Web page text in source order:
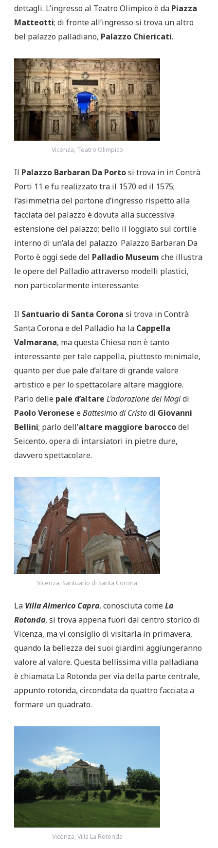
dettagli. L’ingresso al Teatro Olimpico è da Piazza
Matteotti; di fronte all’ingresso si trova un altro
bel palazzo palladiano, Palazzo Chiericati.
Vicenza, Teatro Olimpico
Il Palazzo Barbaran Da Portosi trova in in Contrà
Porti 11 e fu realizzato tra il 1570 ed il 1575;
l’asimmetria del portone d’ingresso rispetto alla
facciata del palazzo è dovuta alla successiva
estensione del palazzo; bello il loggiato sul cortile
interno di un’ala del palazzo. Palazzo Barbaran Da
Porto è oggi sede del Palladio Museum che illustra
le opere del Palladio attraverso modelli plastici,
non particolarmente interessante.
Il Santuario di Santa Corona si trova in Contrà
Santa Corona e del Palladio ha la Cappella
Valmarana, ma questa Chiesa non è tanto
interessante per tale cappella, piuttosto minimale,
quanto per due pale d’altare di grande valore
artistico e per lo spettacolare altare maggiore.
Parlo delle pale d’altare L’adorazione dei Magidi
Paolo Veronese eBattesimo di Cristodi Giovanni
Bellini; parlo dell’altare maggiore baroccodel
Seicento, opera di intarsiatori in pietre dure,
davvero spettacolare.
Vicenza, Santuario di Santa Corona
La Villa Almerico Capra, conosciuta comeLa
Rotonda, si trova appena fuori dal centro storico di
Vicenza, ma vi consiglio di visitarla in primavera,
quando la bellezza dei suoi giardini aggiungeranno
valore al valore. Questa bellissima villa palladiana
è chiamata La Rotonda per via della parte centrale,
appunto rotonda, circondata da quattro facciata a
formare un quadrato.
Vicenza, Villa La Rotonda